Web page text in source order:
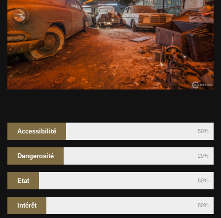
Accessibilité 50%
Dangerosité 20%
Etat 60%
Intérêt 80%